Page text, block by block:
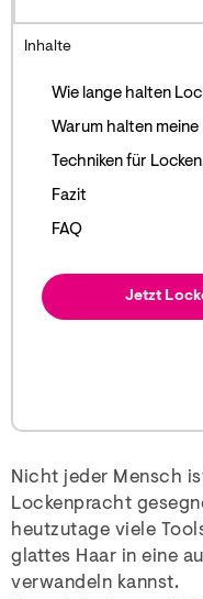
Inhalte
Wie lange halten
Warum halten
Techniken für
Fazit
FAQ
Jetzt
Nicht jeder Mensch
Lockenpracht
heutzutage viele
glattes Haar in eine
verwandeln kannst.